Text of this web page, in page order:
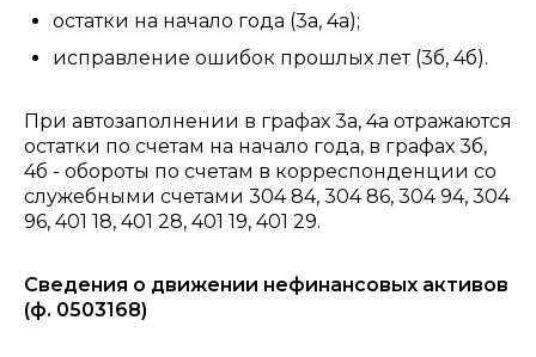
остатки на начало года (3а, 4а);
исправление ошибок прошлых лет (3б, 4б).
При автозаполнении в графах 3а, 4а отражаются
остатки по счетам на начало года, в графах 3б,
4б - обороты по счетам в корреспонденции со
служебными счетами 304 84, 304 86, 304 94, 304
96, 401 18, 401 28, 401 19, 401 29.
Сведения о движении нефинансовых активов
(ф. 0503168)